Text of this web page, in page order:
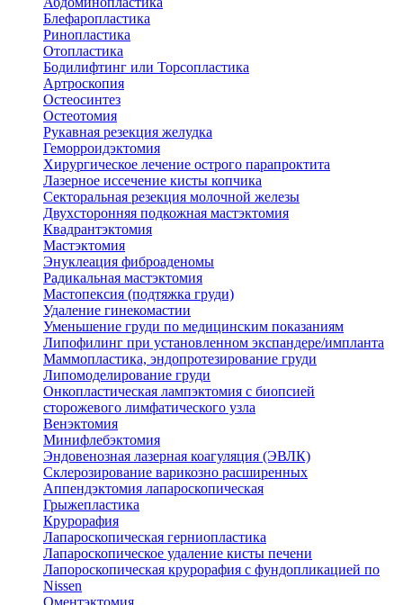
Блефаропластика
Ринопластика
Отопластика
Бодилифтинг или Торсопластика
Артроскопия
Остеосинтез
Остеотомия
Рукавная резекция желудка
Геморроидэктомия
Хирургическое лечение острого парапроктита
Лазерное иссечение кисты копчика
Секторальная резекция молочной железы
Двухсторонняя подкожная мастэктомия
Квадрантэктомия
Мастэктомия
Энуклеация фиброаденомы
Радикальная мастэктомия
Мастопексия (подтяжка груди)
Удаление гинекомастии
Уменьшение груди по медицинским показаниям
Липофилинг при установленном экспандере/импланта
Маммопластика, эндопротезирование груди
Липомоделирование груди
Онкопластическая лампэктомия с биопсией
сторожевого лимфатического узла
Венэктомия
Минифлебэктомия
Эндовенозная лазерная коагуляция (ЭВЛК)
Склерозирование варикозно расширенных
Аппендэктомия лапароскопическая
Грыжепластика
Крурорафия
Лапароскопическая герниопластика
Лапароскопическое удаление кисты печени
Лапороскопическая крурорафия с фундопликацией по
Nissen
Оментэктомия